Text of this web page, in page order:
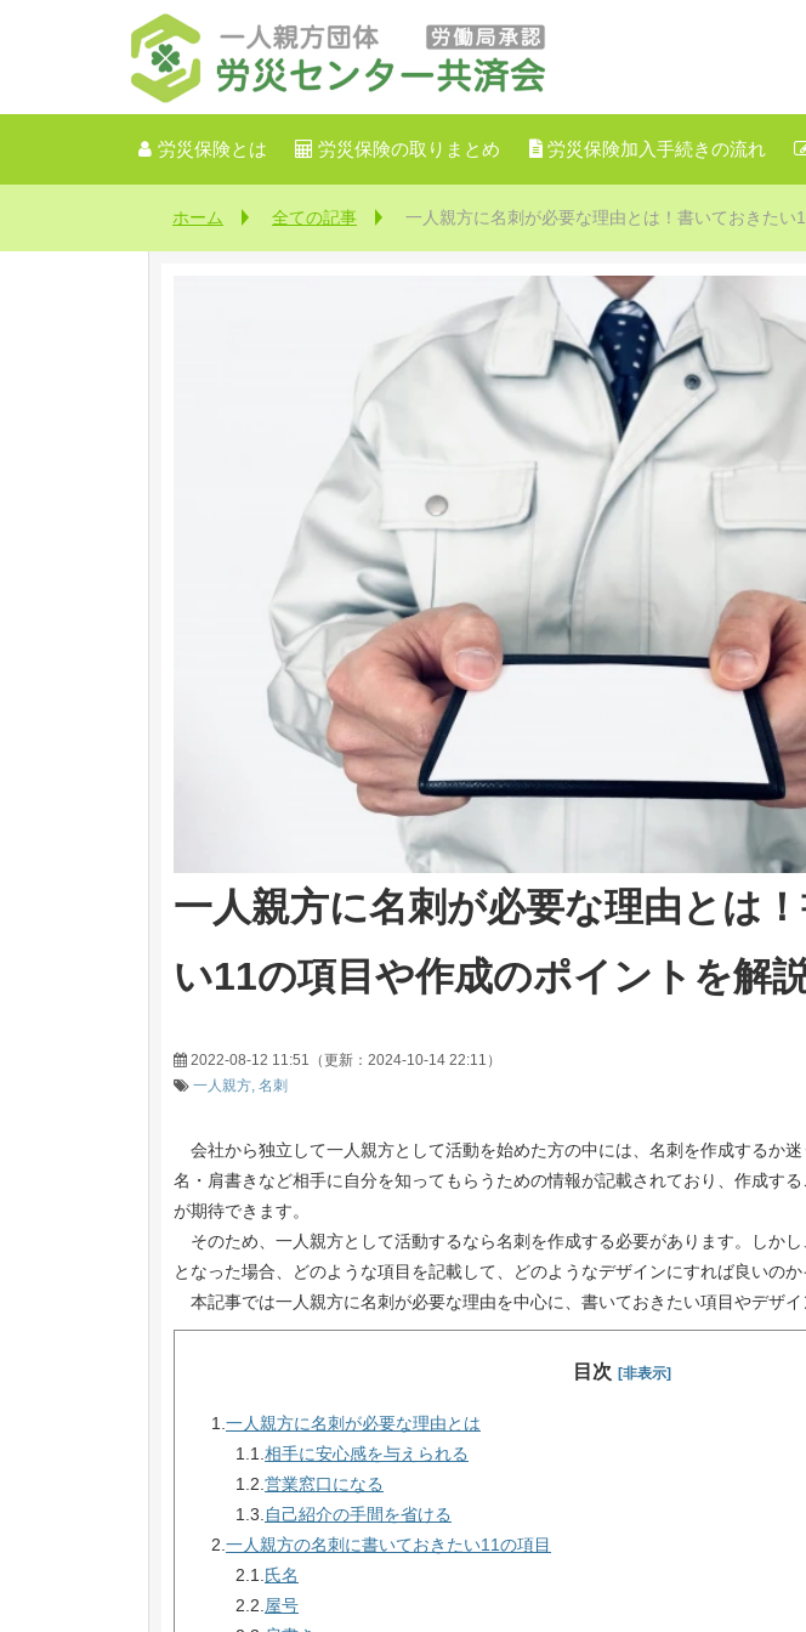
労災保険とは 労災保険の取りまとめ 労災保険加入手続きの流れ
ホーム 全ての記事 一人親方に名刺が必要な理由とは！書いておきたい
一人親方に名刺が必要な理由とは
い11の項目や作成のポイントを解
2022-08-12 11:51 （更新： 2024-10-14 22:11 ）
一人親方 名刺
会社から独立して一人親方として活動を始めた方の中には、名刺を作成するか
名・肩書きなど相手に自分を知ってもらうための情報が記載されており、作成す
が期待できます。
そのため、一人親方として活動するなら名刺を作成する必要があります。しか
となった場合、どのような項目を記載して、どのようなデザインにすれば良いのか
本記事では一人親方に名刺が必要な理由を中心に、書いておきたい項目やデザイ
目次 [非表示]
1.一人親方に名刺が必要な理由とは
1.1.相手に安心感を与えられる
1.2.営業窓口になる
1.3.自己紹介の手間を省ける
2.一人親方の名刺に書いておきたい11の項目
2.1.氏名
2.2.屋号